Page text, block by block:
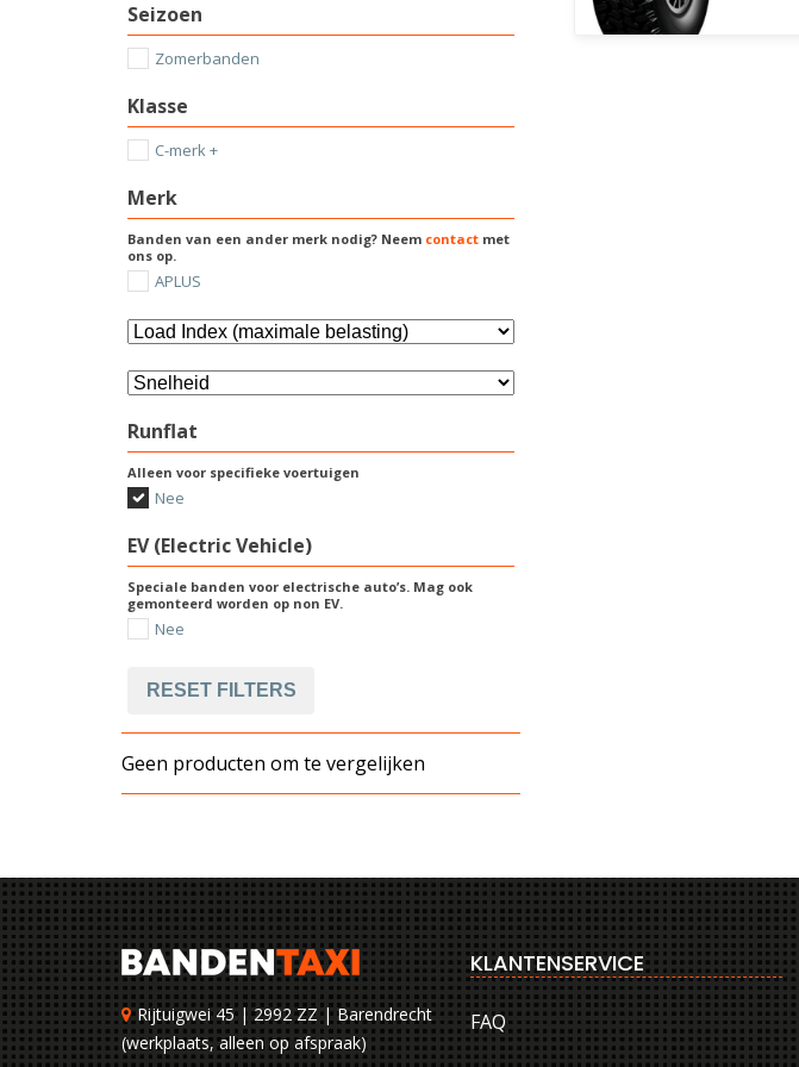
Seizoen
Zomerbanden
Klasse
C-merk +
Merk
Banden van een ander merk nodig? Neem contact met
ons op.
APLUS
Runflat
Alleen voor specifieke voertuigen
Nee
EV (Electric Vehicle)
Speciale banden voor electrische auto’s. Mag ook
gemonteerd worden op non EV.
Nee
RESET FILTERS
Geen producten om te vergelijken
Rijtuigwei 45 | 2992 ZZ | Barendrecht
(werkplaats, alleen op afspraak)
KLANTENSERVICE
FAQ